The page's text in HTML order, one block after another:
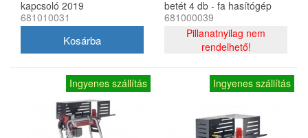
kapcsoló 2019
681010031
betét 4 db - fa hasítógép
kopó alkatrész
681000039
Pillanatnyilag nem
rendelhető!
Ingyenes szállítás Ingyenes szállítás